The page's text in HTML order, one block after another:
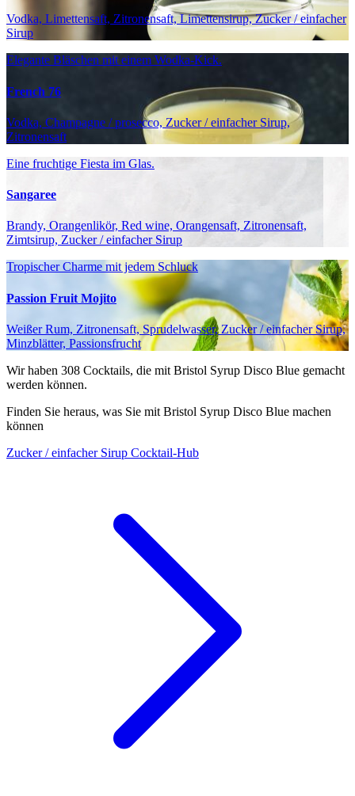
Vodka, Limettensaft, Zitronensaft, Limettensirup, Zucker / einfacher
Sirup
Elegante Bläschen mit einem Wodka-Kick.
French 76
Vodka, Champagne / prosecco, Zucker / einfacher Sirup,
Zitronensaft
Eine fruchtige Fiesta im Glas.
Sangaree
Brandy, Orangenlikör, Red wine, Orangensaft, Zitronensaft,
Zimtsirup, Zucker / einfacher Sirup
Tropischer Charme mit jedem Schluck
Passion Fruit Mojito
Weißer Rum, Zitronensaft, Sprudelwasser, Zucker / einfacher Sirup,
Minzblätter, Passionsfrucht
Wir haben 308 Cocktails, die mit Bristol Syrup Disco Blue gemacht
werden können.
Finden Sie heraus, was Sie mit Bristol Syrup Disco Blue machen
können
Zucker / einfacher Sirup Cocktail-Hub